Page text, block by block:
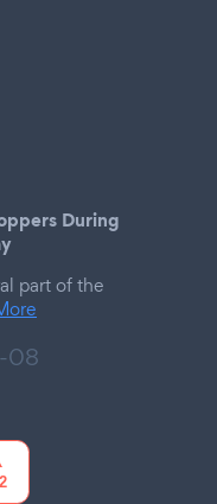
During
part of the
08